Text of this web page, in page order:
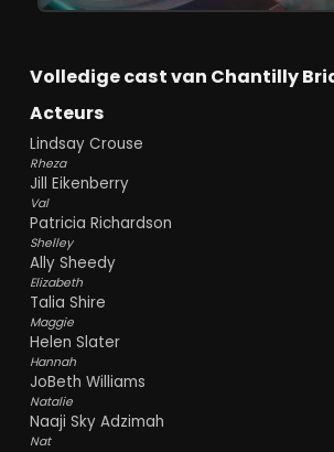
Volledige cast van Chantilly
Acteurs
Lindsay Crouse
Rheza
Jill Eikenberry
Val
Patricia Richardson
Shelley
Ally Sheedy
Elizabeth
Talia Shire
Maggie
Helen Slater
Hannah
JoBeth Williams
Natalie
Naaji Sky Adzimah
Nat